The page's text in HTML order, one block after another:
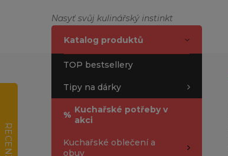
Nasyť svůj kulinářský instinkt
Katalog produktů
TOP bestsellery
Tipy na dárky
% Kuchařské potřeby v
akci
Kuchařské oblečení a
obuv
RECENZE